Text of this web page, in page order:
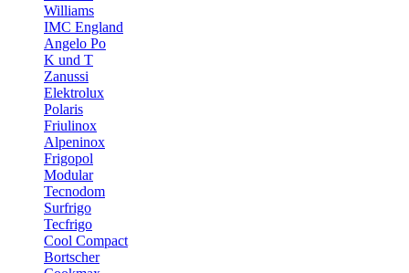
Williams
IMC England
Angelo Po
K und T
Zanussi
Elektrolux
Polaris
Friulinox
Alpeninox
Frigopol
Modular
Tecnodom
Surfrigo
Tecfrigo
Cool Compact
Bortscher